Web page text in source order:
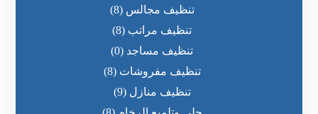
تنظيف مجالس (8)
تنظيف مراتب (8)
تنظيف مساجد (0)
تنظيف مفروشات (8)
تنظيف منازل (9)